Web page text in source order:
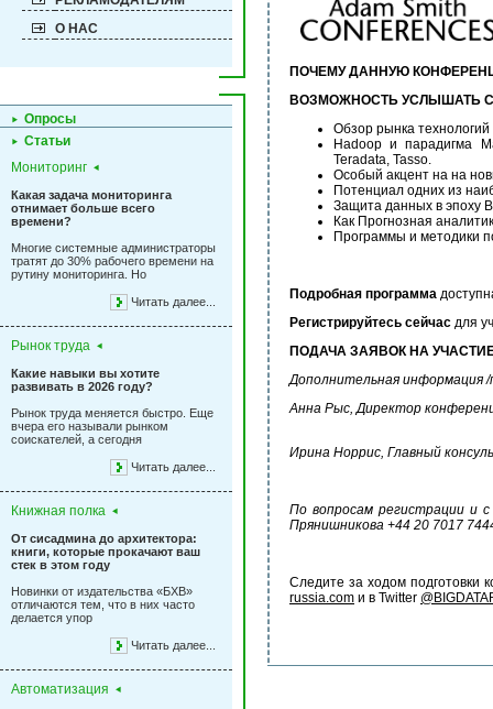
О НАС
Опросы
Статьи
Мониторинг
Какая задача мониторинга
отнимает больше всего
времени?
Многие системные администраторы
тратят до 30% рабочего времени на
рутину мониторинга. Но
Читать далее...
Рынок труда
Какие навыки вы хотите
развивать в 2026 году?
Рынок труда меняется быстро. Еще
вчера его называли рынком
соискателей, а сегодня
Читать далее...
Книжная полка
От сисадмина до архитектора:
книги, которые прокачают ваш
стек в этом году
Новинки от издательства «БХВ»
отличаются тем, что в них часто
делается упор
Читать далее...
Автоматизация
ПОЧЕМУ ДАННУЮ
ВОЗМОЖНОСТЬ УСЛЫШАТЬ
Обзор рынка
Hadoop и парадигма
Teradata, Tasso.
Особый акцент на на
Потенциал одних из
Защита данных в эпоху
Как Прогнозная
Программы и методики
Подробная программа
Регистрируйтесь сейчас для
ПОДАЧА ЗАЯВОК НА
Дополнительная информация /
Анна Рыс, Директор
Ирина Норрис, Главный
По вопросам регистрации и
Прянишникова +44 20 7017
Следите за ходом
russia.com и в Twitter